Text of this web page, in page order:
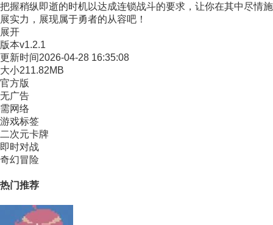
把握稍纵即逝的时机以达成连锁战斗的要求，让你在其中尽情施
展实力，展现属于勇者的从容吧！
展开
版本v1.2.1
更新时间2026-04-28 16:35:08
大小211.82MB
官方版
无广告
需网络
游戏标签
二次元卡牌
即时对战
奇幻冒险
热门推荐